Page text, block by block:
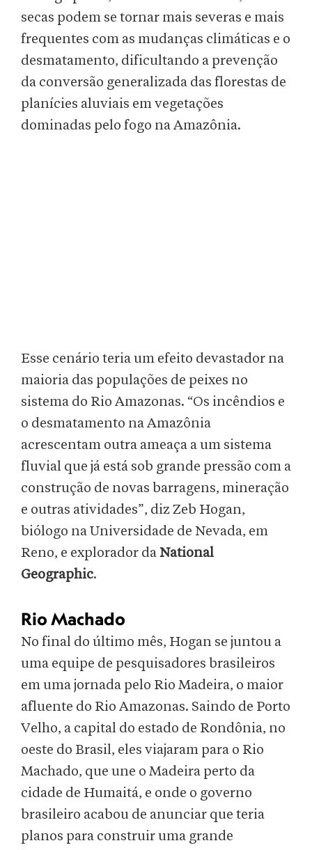
secas podem se tornar mais severas e mais
frequentes com as mudanças climáticas e o
desmatamento, dificultando a prevenção
da conversão generalizada das florestas de
planícies aluviais em vegetações
dominadas pelo fogo na Amazônia.
Esse cenário teria um efeito devastador na
maioria das populações de peixes no
sistema do Rio Amazonas. “Os incêndios e
o desmatamento na Amazônia
acrescentam outra ameaça a um sistema
fluvial que já está sob grande pressão com a
construção de novas barragens, mineração
e outras atividades”, diz Zeb Hogan,
biólogo na Universidade de Nevada, em
Reno, e explorador da National
Geographic.
Rio Machado
No final do último mês, Hogan se juntou a
uma equipe de pesquisadores brasileiros
em uma jornada pelo Rio Madeira, o maior
afluente do Rio Amazonas. Saindo de Porto
Velho, a capital do estado de Rondônia, no
oeste do Brasil, eles viajaram para o Rio
Machado, que une o Madeira perto da
cidade de Humaitá, e onde o governo
brasileiro acabou de anunciar que teria
planos para construir uma grande